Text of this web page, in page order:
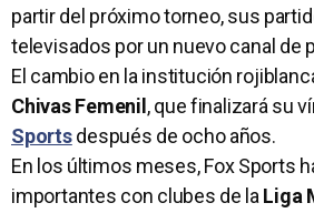
partir del próximo torneo, sus
televisados por un nuevo canal de
El cambio en la institución
Chivas Femenil , que finalizará su
Sportsdespués de ocho años.
En los últimos meses, Fox Sports
importantes con clubes de laLiga